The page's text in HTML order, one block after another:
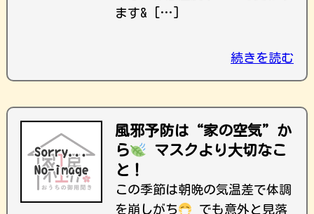
ます& […]
続きを読む
風邪予防は“家の空気”か
ら
マスクより大切なこ
と！
この季節は朝晩の気温差で体調
を崩しがち
でも意外と見落